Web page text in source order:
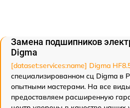
Замена подшипников
Digma
[dataset:services:name] Digma
специализированном сц Digma в
опытными мастерами. На все
предоставляем расширенную